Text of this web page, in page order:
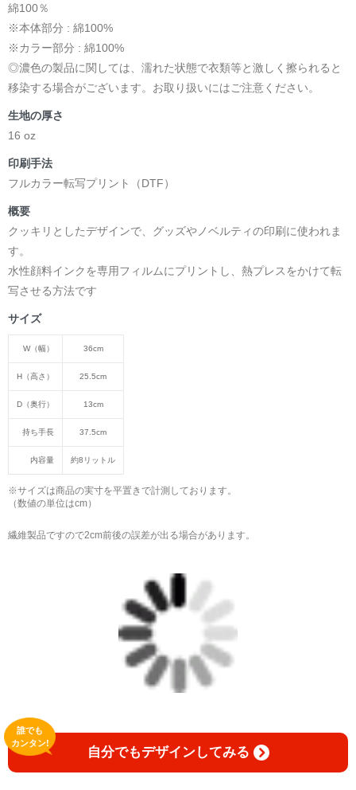
Designed for those who believe that every encounter has the
potential to change a life.
② 日本語わからん実行委員
「わからない」を楽しもう。
言葉を学ぶことは、完璧になることではありません。
そんな一つひとつの瞬間が、新しい文化への扉を開いてくれ
ます。
日本語わからん実行委員は、日本語学習の楽しさとユーモア
をデザインに込めたコレクション。
日本人も、日本語を学ぶ人も、一緒に笑顔になれるライフス
タイルを提案します。
English
Celebrate the joy of not knowing.
Every language learner has experienced that unforgettable
“I have absolutely no idea what that means.”
Instead of hiding those moments, we celebrate them.
This collection embraces curiosity, humility, and the laughter
that naturally comes with learning a new language.
Because every mistake is another step toward
understanding.
綿100％
※本体部分 : 綿100%
※カラー部分 : 綿100%
◎濃色の製品に関しては、濡れた状態で衣類等と激しく擦られると
移染する場合がございます。お取り扱いにはご注意ください。
生地の厚さ
16 oz
印刷手法
フルカラー転写プリント（DTF）
概要
クッキリとしたデザインで、グッズやノベルティの印刷に使われま
す。
水性顔料インクを専用フィルムにプリントし、熱プレスをかけて転
写させる方法です
サイズ
W（幅） 36cm
H（高さ） 25.5cm
D（奥行） 13cm
持ち手長 37.5cm
内容量 約8リットル
※サイズは商品の実寸を平置きで計測しております。
（数値の単位はcm）
繊維製品ですので2cm前後の誤差が出る場合があります。
自分でもデザインしてみる
誰でも
カンタン!